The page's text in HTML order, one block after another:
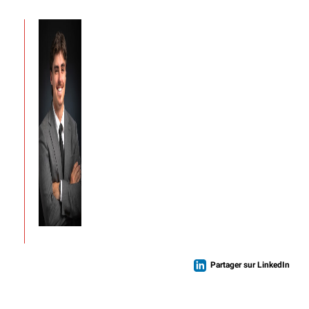
Partager sur LinkedIn